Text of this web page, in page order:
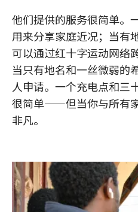
他们提供的服务很简单。
用来分享家庭近况；当有
可以通过红十字运动网络
当只有地名和一丝微弱的
人申请。一个充电点和三
很简单——但当你与所有
非凡。